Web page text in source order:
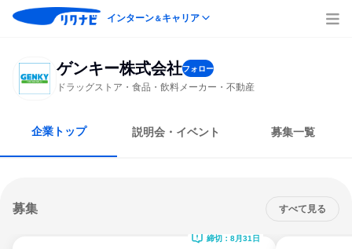
インターン＆キャリア
ゲンキー株式会社フォロー
ドラッグストア・食品・飲料メーカー・不動産
企業トップ 説明会・イベント 募集一覧
募集 すべて見る
締切：8月31日